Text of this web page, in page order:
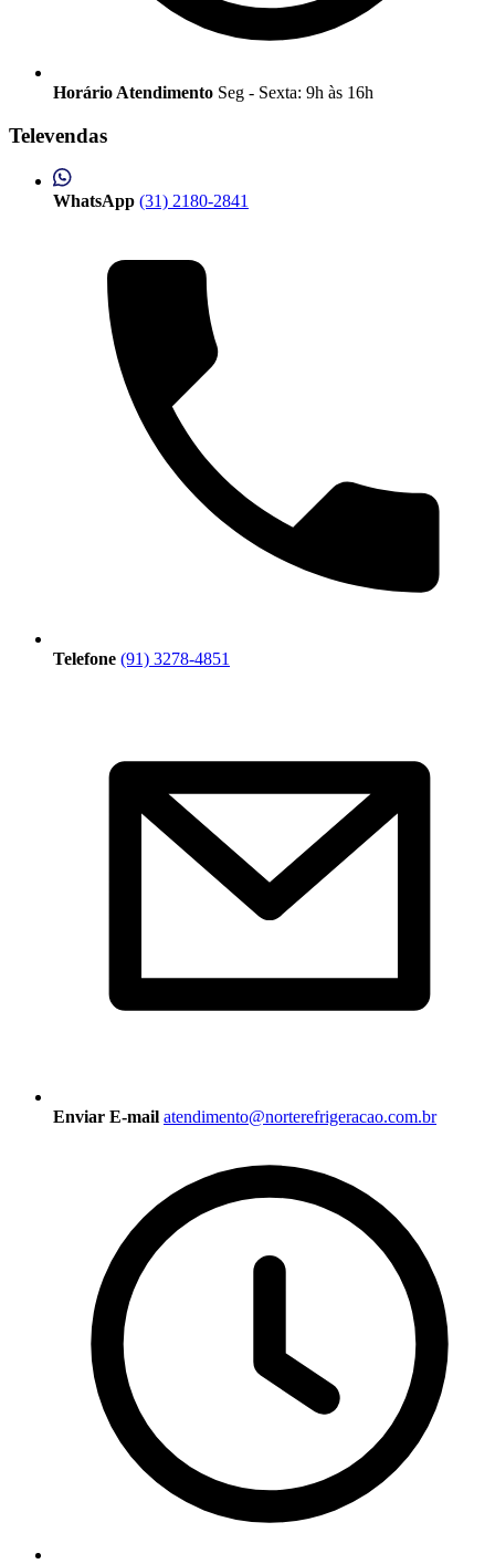
Horário Atendimento Seg - Sexta: 9h às 16h
Televendas
WhatsApp (31) 2180-2841
Telefone (91) 3278-4851
Enviar E-mail atendimento@norterefrigeracao.com.br